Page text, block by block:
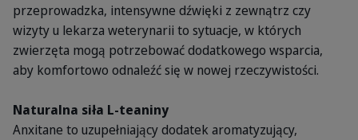
przeprowadzka, intensywne dźwięki z zewnątrz czy
wizyty u lekarza weterynarii to sytuacje, w których
zwierzęta mogą potrzebować dodatkowego wsparcia,
aby komfortowo odnaleźć się w nowej rzeczywistości.
Naturalna siła L-teaniny
Anxitane to uzupełniający dodatek aromatyzujący,